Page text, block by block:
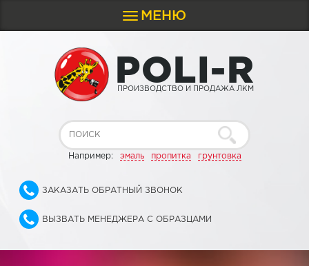
Toggle
navigation
МЕНЮ
POLI-R
ПРОИЗВОДСТВО И ПРОДАЖА ЛКМ
Например: эмаль пропитка грунтовка
ЗАКАЗАТЬ ОБРАТНЫЙ ЗВОНОК
ВЫЗВАТЬ МЕНЕДЖЕРА С ОБРАЗЦАМИ